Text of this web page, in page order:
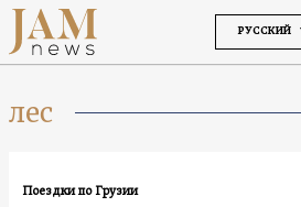
РУССКИЙ
лес
Поездки по Грузии